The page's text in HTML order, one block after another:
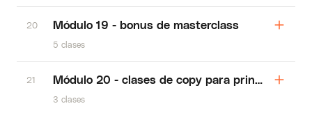
20 Módulo 19 - bonus de masterclass
5 clases
21 Módulo 20 - clases de copy para principiantes,
3 clases